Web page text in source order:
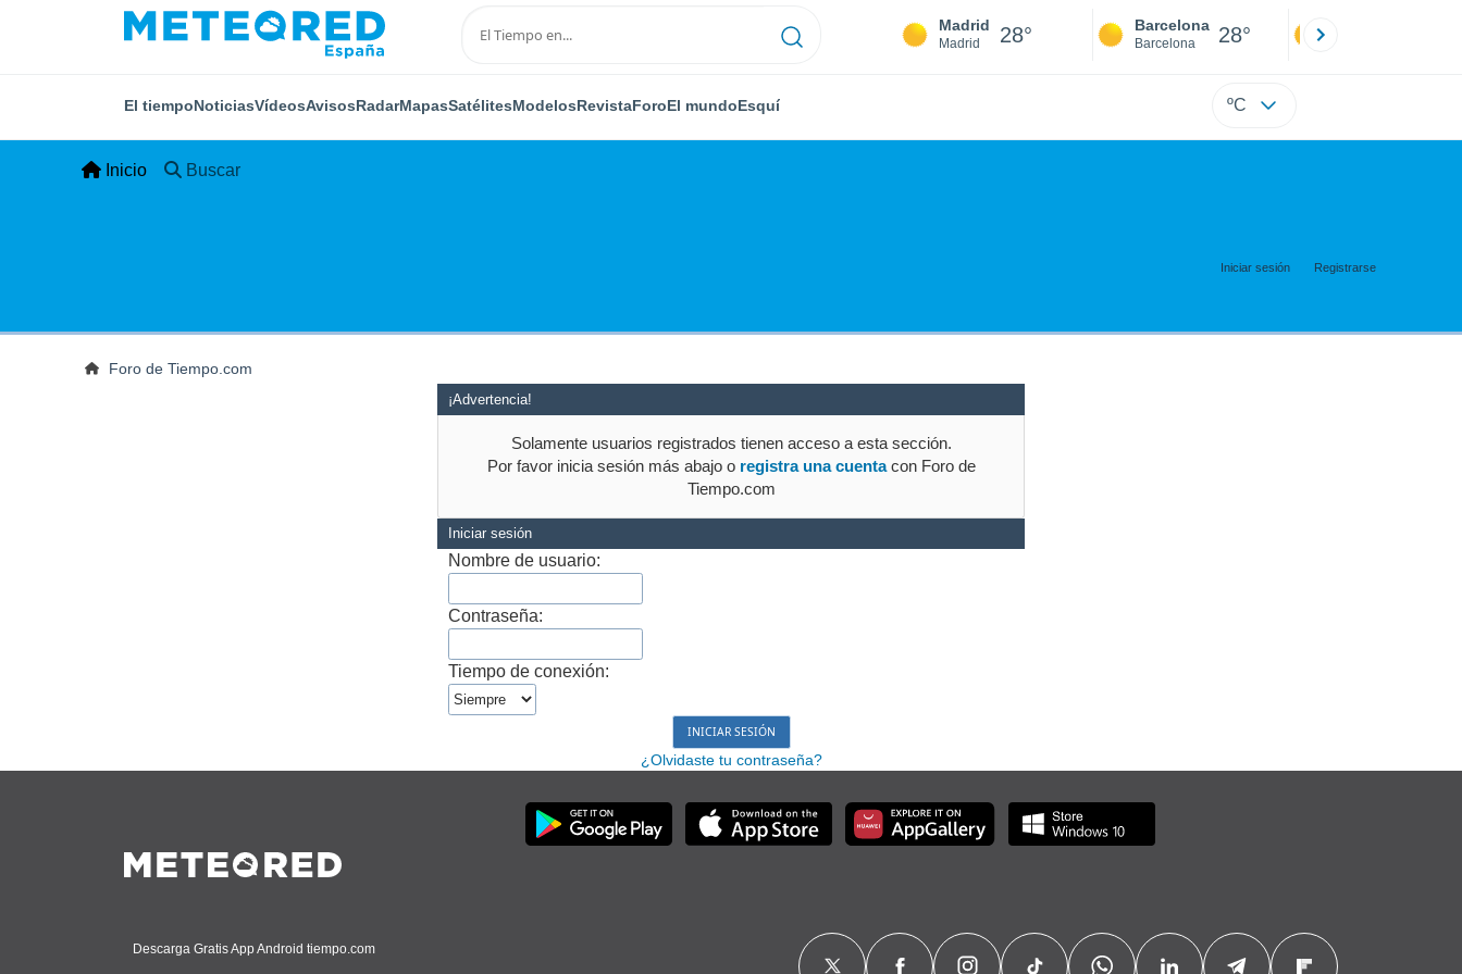
Madrid
Madrid 28° Barcelona
Barcelona 28°
El tiempoNoticiasVídeosAvisosRadarMapasSatélitesModelosRevistaForoEl mundoEsquí ºC
Inicio Buscar
Iniciar sesión Registrarse
Foro de Tiempo.com
¡Advertencia!
Solamente usuarios registrados tienen acceso a esta sección.
Por favor inicia sesión más abajo o registra una cuentacon Foro de
Tiempo.com
Iniciar sesión
Nombre de usuario:
Contraseña:
Tiempo de conexión:
¿Olvidaste tu contraseña?
Descarga Gratis App Android tiempo.com